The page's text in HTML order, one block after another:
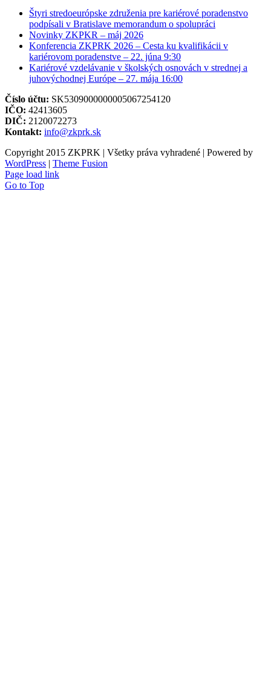
Štyri stredoeurópske združenia pre kariérové poradenstvo
podpísali v Bratislave memorandum o spolupráci
Novinky ZKPKR – máj 2026
Konferencia ZKPRK 2026 – Cesta ku kvalifikácii v
kariérovom poradenstve – 22. júna 9:30
Kariérové vzdelávanie v školských osnovách v strednej a
juhovýchodnej Európe – 27. mája 16:00
Číslo účtu: SK5309000000005067254120
IČO: 42413605
DIČ: 2120072273
Kontakt: info@zkprk.sk
Copyright 2015 ZKPRK | Všetky práva vyhradené | Powered by
WordPress | Theme Fusion
Page load link
Go to Top